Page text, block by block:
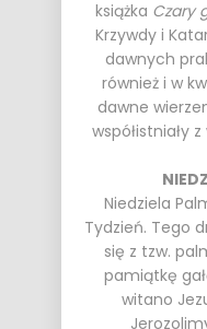
książka Czary
Krzywdy i
dawnych
również i w
dawne
współistniały
Niedziela
Tydzień. Tego
się z tzw.
pamiątkę
witano